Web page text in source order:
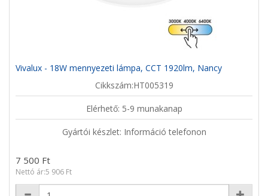
Vivalux - 18W mennyezeti lámpa, CCT 1920lm, Nancy
Cikkszám:HT005319
Elérhető: 5-9 munakanap
Gyártói készlet: Információ telefonon
7 500 Ft
Nettó ár:5 906 Ft